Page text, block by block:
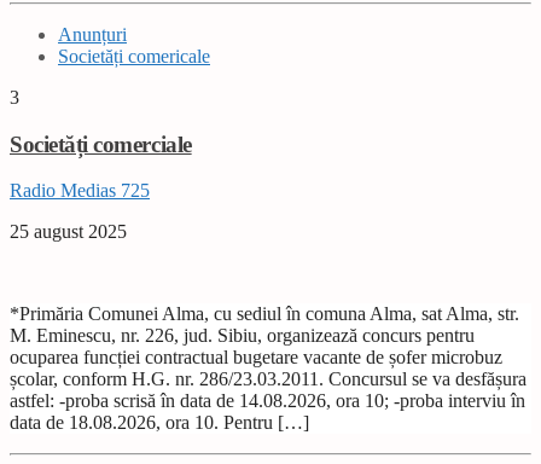
Anunțuri
Societăți comericale
3
Societăți comerciale
Radio Medias 725
25 august 2025
*Primăria Comunei Alma, cu sediul în comuna Alma, sat Alma, str.
M. Eminescu, nr. 226, jud. Sibiu, organizează concurs pentru
ocuparea funcției contractual bugetare vacante de șofer microbuz
școlar, conform H.G. nr. 286/23.03.2011. Concursul se va desfășura
astfel: -proba scrisă în data de 14.08.2026, ora 10; -proba interviu în
data de 18.08.2026, ora 10. Pentru […]